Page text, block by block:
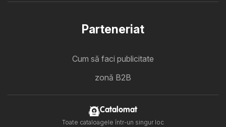
Parteneriat
Cum să faci publicitate
zonă B2B
Catalomat
Toate cataloagele într-un singur loc